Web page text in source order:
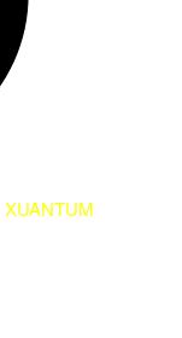
XUANTUM